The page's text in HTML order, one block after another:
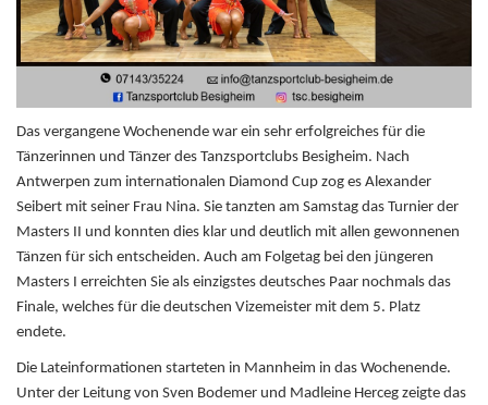
Das vergangene Wochenende war ein sehr erfolgreiches für die
Tänzerinnen und Tänzer des Tanzsportclubs Besigheim. Nach
Antwerpen zum internationalen Diamond Cup zog es Alexander
Seibert mit seiner Frau Nina. Sie tanzten am Samstag das Turnier der
Masters II und konnten dies klar und deutlich mit allen gewonnenen
Tänzen für sich entscheiden. Auch am Folgetag bei den jüngeren
Masters I erreichten Sie als einzigstes deutsches Paar nochmals das
Finale, welches für die deutschen Vizemeister mit dem 5. Platz
endete.
Die Lateinformationen starteten in Mannheim in das Wochenende.
Unter der Leitung von Sven Bodemer und Madleine Herceg zeigte das